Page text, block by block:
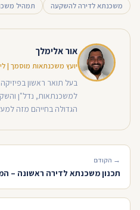
משכנתא לדירה להשקעה
תמהיל
אור אלימלך
יועץ משכנתאות מוסמך |
בעל תואר ראשון
למשכנתאות, נדל"ן
הגדולה בחייהם מזה
→ הקודם
תכנון משכנתא לדירה ראשונה –